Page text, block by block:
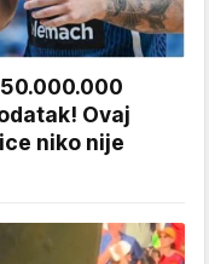
50.000.000
Ovaj
niko nije